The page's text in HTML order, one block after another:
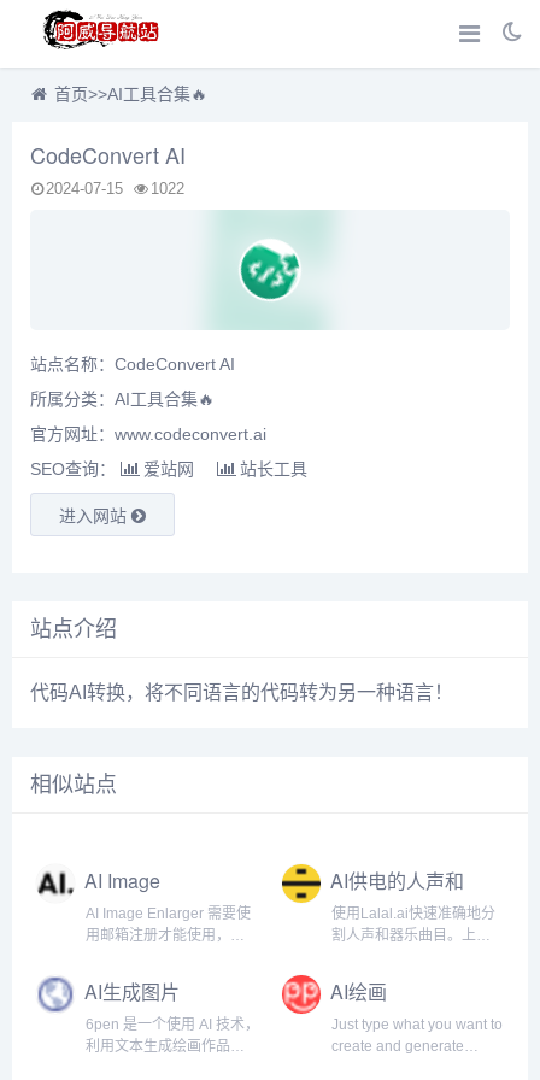
首页>>AI工具合集🔥
CodeConvert AI
2024-07-15 1022
站点名称：CodeConvert AI
所属分类： AI工具合集🔥
官方网址：www.codeconvert.ai
SEO查询：
爱站网 站长工具
进入网站
站点介绍
代码AI转换，将不同语言的代码转为另一种语言！
相似站点
AI Image
Enlarger
AI Image Enlarger 需要使
用邮箱注册才能使用，注
额度。
AI供电的人声和
器乐曲目清除器
使用Lalal.ai快速准确地分
割人声和器乐曲目。上传
内接收高质量的提取曲
目。.
AI生成图片
6pen 是一个使用 AI 技术，
利用文本生成绘画作品的
AI绘画
Just type what you want to
create and generate